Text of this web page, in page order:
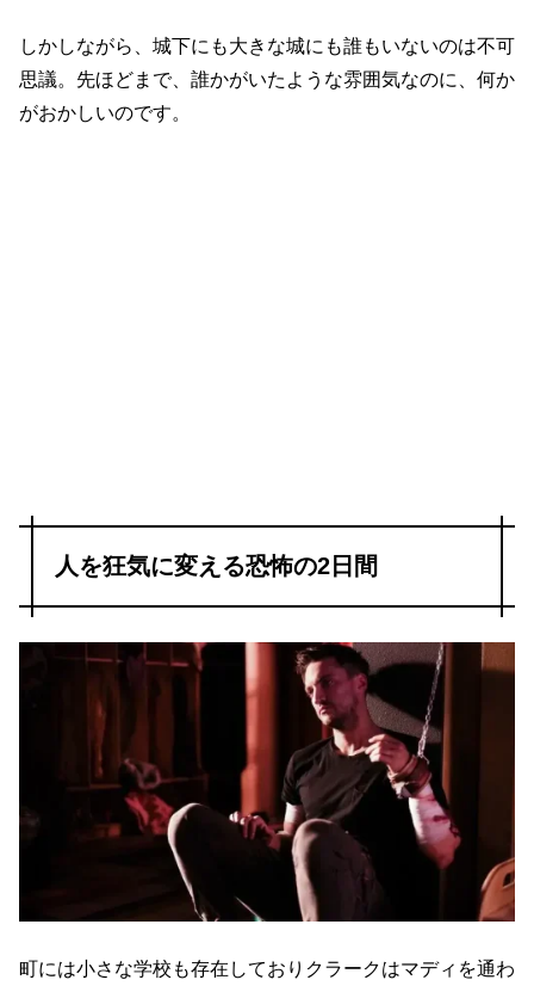
しかしながら、城下にも大きな城にも誰もいないのは不可
思議。先ほどまで、誰かがいたような雰囲気なのに、何か
がおかしいのです。
人を狂気に変える恐怖の2日間
町には小さな学校も存在しておりクラークはマディを通わ